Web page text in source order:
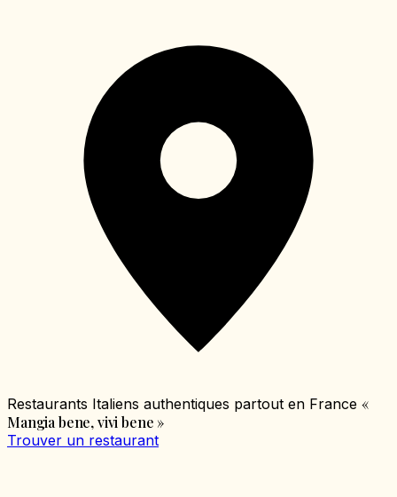
Restaurants Italiens authentiques partout en France «
Mangia bene, vivi bene »
Trouver un restaurant